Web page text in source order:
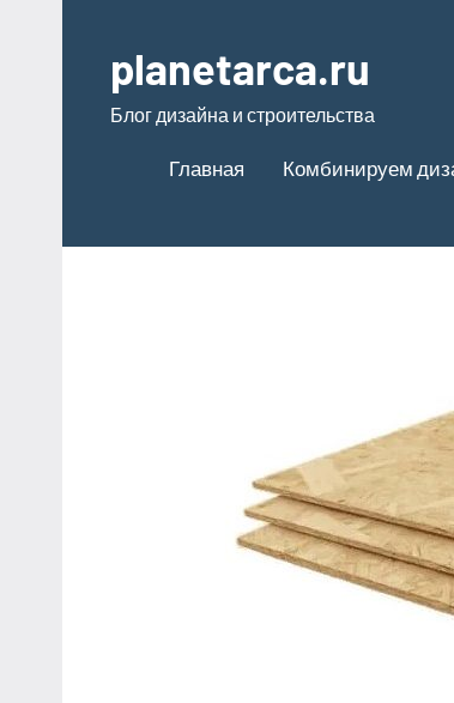
содержимому
planetarca.ru
Блог дизайна и строительства
Главная Комбинируем